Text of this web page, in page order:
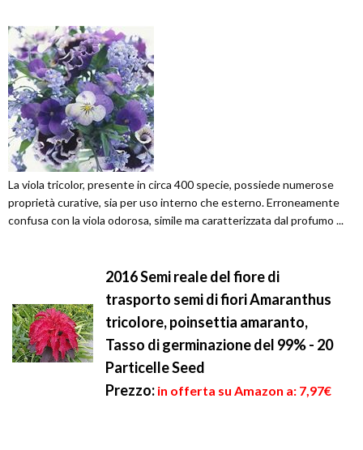
La viola tricolor, presente in circa 400 specie, possiede numerose
proprietà curative, sia per uso interno che esterno. Erroneamente
confusa con la viola odorosa, simile ma caratterizzata dal profumo ...
2016 Semi reale del fiore di
trasporto semi di fiori Amaranthus
tricolore, poinsettia amaranto,
Tasso di germinazione del 99% - 20
Particelle Seed
Prezzo: in offerta su Amazon a: 7,97€